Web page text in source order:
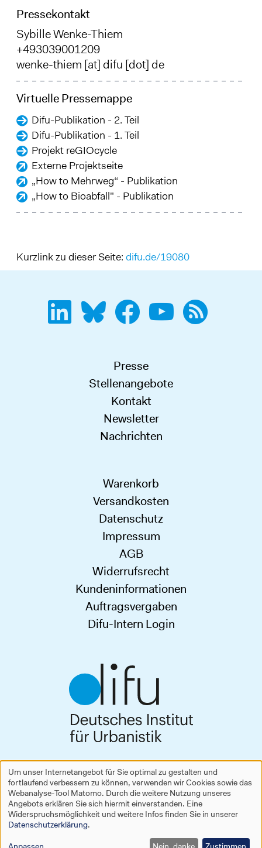
Pressekontakt
Sybille Wenke-Thiem
+493039001209
wenke-thiem [at]difu [dot]de
Virtuelle Pressemappe
Difu-Publikation - 2. Teil
Difu-Publikation - 1. Teil
Projekt reGIOcycle
Externe Projektseite
„How to Mehrweg“ - Publikation
„How to Bioabfall" - Publikation
Kurzlink zu dieser Seite: difu.de/19080
Presse
Stellenangebote
Kontakt
Newsletter
Nachrichten
Warenkorb
Versandkosten
Datenschutz
Impressum
AGB
Widerrufsrecht
Kundeninformationen
Auftragsvergaben
Difu-Intern Login
Deutsches Institut für Urbanistik gGmbH
Zimmerstraße 13–15
10969 Berlin
Tel. +49 30 39001-0
difu[at]difu[dot]de
Verwendung
personenbezogener
Daten
Um unser Internetangebot für Sie optimal zu gestalten und
fortlaufend verbessern zu können, verwenden wir Cookies sowie das
Webanalyse-Tool Matomo. Durch die weitere Nutzung unseres
Angebots erklären Sie sich hiermit einverstanden. Eine
Widerspruchsmöglichkeit und weitere Infos finden Sie in unserer
Datenschutzerklärung.